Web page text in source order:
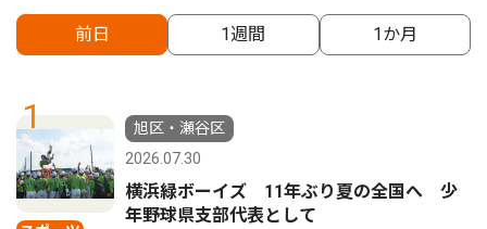
前日 1週間 1か月
1
旭区・瀬谷区
2026.07.30
横浜緑ボーイズ 11年ぶり夏の全国へ 少
年野球県支部代表として